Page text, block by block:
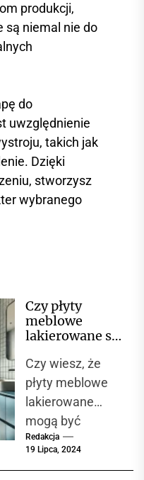
produkcji,
są niemal nie do
do
uwzględnienie
takich jak
Dzięki
stworzysz
wybranego
Czy płyty
meblowe
lakierowane są
wyborem?
Czy wiesz, że
płyty meblowe
lakierowane
mogą być
kluczowym
Redakcja
19 Lipca, 2024